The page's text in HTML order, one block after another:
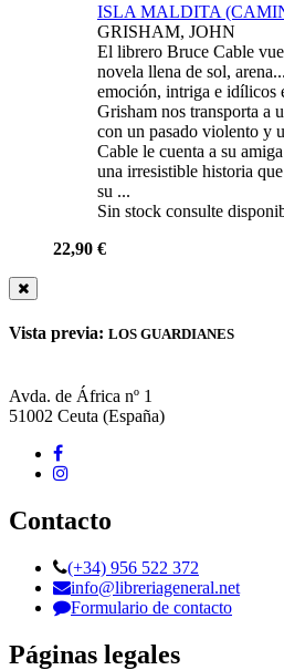
ISLA MALDITA
GRISHAM, JOHN
El librero Bruce Cable
novela llena de sol,
emoción, intriga e idílicos
Grisham nos transporta a
con un pasado violento y
Cable le cuenta a su
una irresistible historia
su ...
Sin stock consulte
22,90 €
Vista previa: LOS GUARDIANES
Avda. de África nº 1
51002 Ceuta (España)
Contacto
(+34) 956 522 372
info@libreriageneral.net
Formulario de contacto
Páginas legales